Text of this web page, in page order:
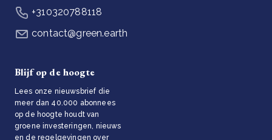
+310320788118
contact@green.earth
Blijf op de hoogte
Lees onze nieuwsbrief die
meer dan 40.000 abonnees
op de hoogte houdt van
groene investeringen, nieuws
en de regelgevingen over